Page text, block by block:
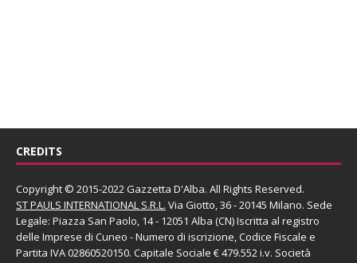
CREDITS
Copyright © 2015-2022 Gazzetta D'Alba. All Rights Reserved.
ST PAULS INTERNATIONAL S.R.L. Via Giotto, 36 - 20145 Milano. Sede
Legale: Piazza San Paolo, 14 - 12051 Alba (CN) Iscritta al registro
delle Imprese di Cuneo - Numero di iscrizione, Codice Fiscale e
Partita IVA 02860520150. Capitale Sociale € 479.552 i.v. Società